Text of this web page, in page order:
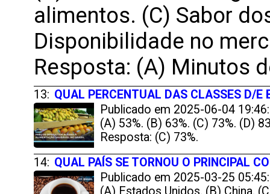
alimentos. (C) Sabor
Disponibilidade no
Resposta: (A) Minutos
13: QUAL PERCENTUAL DAS CLASSES D/
Publicado em 2025-06-04
(A) 53%. (B) 63%. (C) 73%. (D)
Resposta: (C) 73%.
14: QUAL PAÍS SE TORNOU O PRINCIPAL
Publicado em 2025-03-25
(A) Estados Unidos. (B) China.